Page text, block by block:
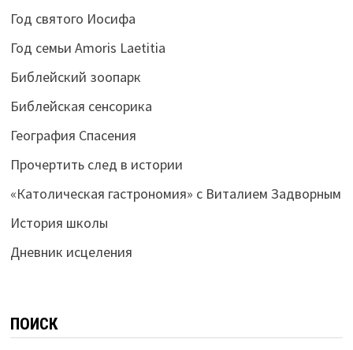
Год святого Иосифа
Год семьи Amoris Laetitia
Библейский зоопарк
Библейская сенсорика
География Спасения
Прочертить след в истории
«Католическая гастрономия» с Виталием Задворным
История школы
Дневник исцеления
ПОИСК